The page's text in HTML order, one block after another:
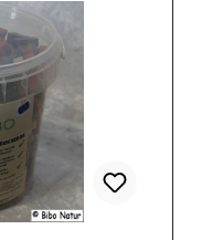
Fisch und
19%;
5%; Rohfaser
und
unsere
Kauf noch lange
und